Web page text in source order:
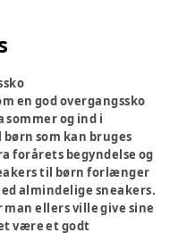
en god overgangssko
og ind i
som kan bruges
forårets begyndelse og
til børn forlænger
almindelige sneakers.
ellers ville give sine
være et godt